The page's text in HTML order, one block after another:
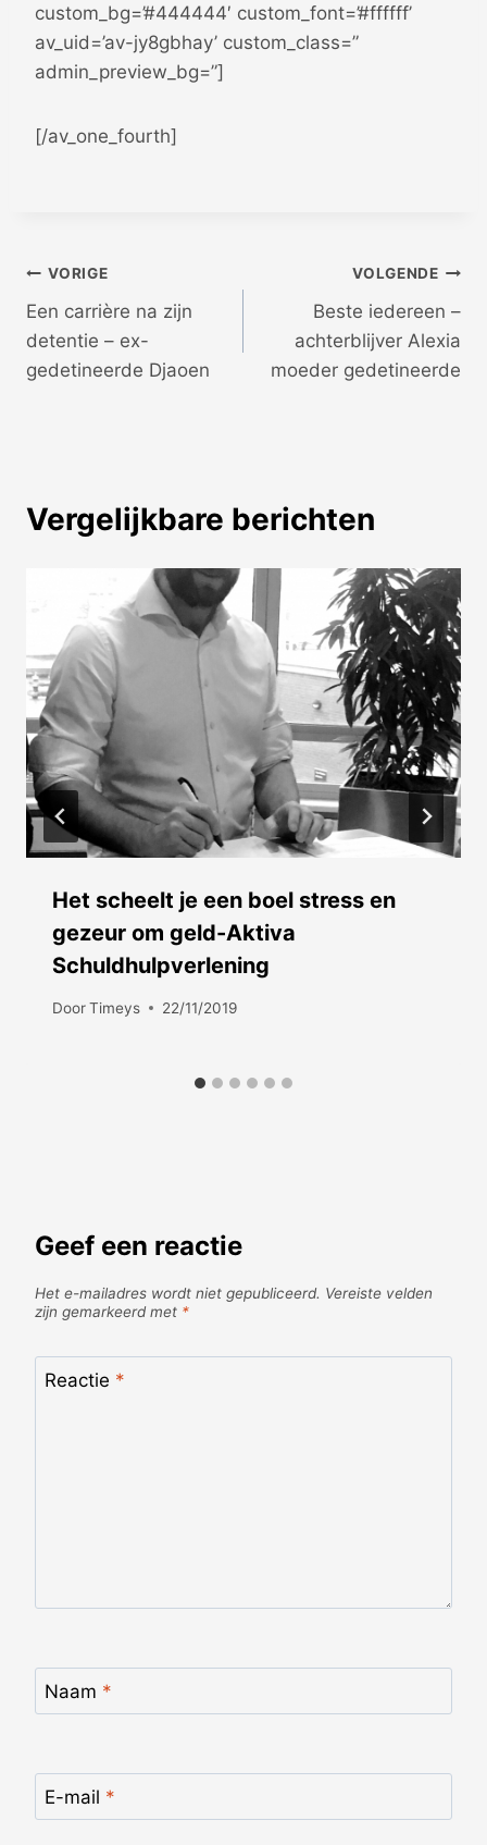
custom_bg=’#444444′ custom_font=’#ffffff’
av_uid=’av-jy8gbhay’ custom_class=”
admin_preview_bg=”]
[/av_one_fourth]
Bericht
navigatie
VORIGE
Een carrière na zijn
detentie – ex-
gedetineerde Djaoen
VOLGENDE
Beste iedereen –
achterblijver Alexia
moeder gedetineerde
Vergelijkbare berichten
Het scheelt je een boel stress en
gezeur om geld-Aktiva
Schuldhulpverlening
DoorTimeys 22/11/2019
Geef een reactie
Het e-mailadres wordt niet gepubliceerd. Vereiste velden
zijn gemarkeerd met *
Reactie *
Naam *
E-mail *